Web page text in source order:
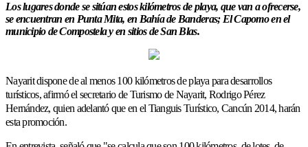
Los lugares donde se sitúan estos kilómetros de playa, que van a ofrecerse,
se encuentran en Punta Mita, en Bahía de Banderas; El Capomo en el
municipio de Compostela y en sitios de San Blas.
Nayarit dispone de al menos 100 kilómetros de playa para desarrollos
turísticos, afirmó el secretario de Turismo de Nayarit, Rodrigo Pérez
Hernández, quien adelantó que en el Tianguis Turístico, Cancún 2014, harán
esta promoción.